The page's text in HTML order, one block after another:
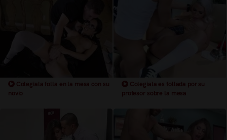
Colegiala folla en la mesa con su
novio
Colegiala es follada por su
profesor sobre la mesa